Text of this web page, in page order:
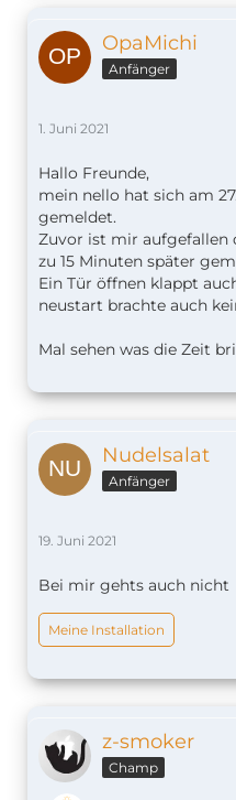
OpaMichi
Anfänger
1. Juni 2021
Hallo Freunde,
mein nello hat sich am
gemeldet.
Zuvor ist mir aufgefallen
zu 15 Minuten später
Ein Tür öffnen klappt
neustart brachte auch
Mal sehen was die Zeit
Nudelsalat
Anfänger
19. Juni 2021
Bei mir gehts auch nicht
Meine Installation
z-smoker
Champ